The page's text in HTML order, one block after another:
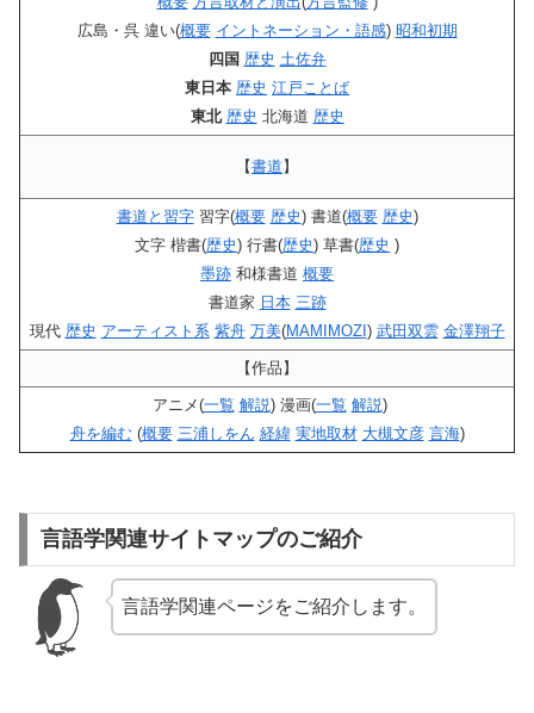
広島・呉 違い(概要 イントネーション・語感) 昭和初期
四国 歴史 土佐弁
東日本 歴史 江戸ことば
東北 歴史 北海道 歴史
【書道 】
書道と習字習字(概要 歴史) 書道(概要 歴史)
文字 楷書(歴史) 行書(歴史) 草書(歴史 )
墨跡 和様書道 概要
書道家 日本 三跡
現代 歴史 アーティスト系 紫舟 万美(MAMIMOZI ) 武田双雲 金澤翔子
【作品】
アニメ(一覧 解説) 漫画(一覧 解説)
舟を編む (概要 三浦しをん 経緯 実地取材 大槻文彦 言海)
言語学関連サイトマップのご紹介
言語学関連ページをご紹介します。